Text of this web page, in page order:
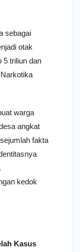
sebagai
otak
5 triliun dan
warga
angkat
fakta
kedok
Kasus